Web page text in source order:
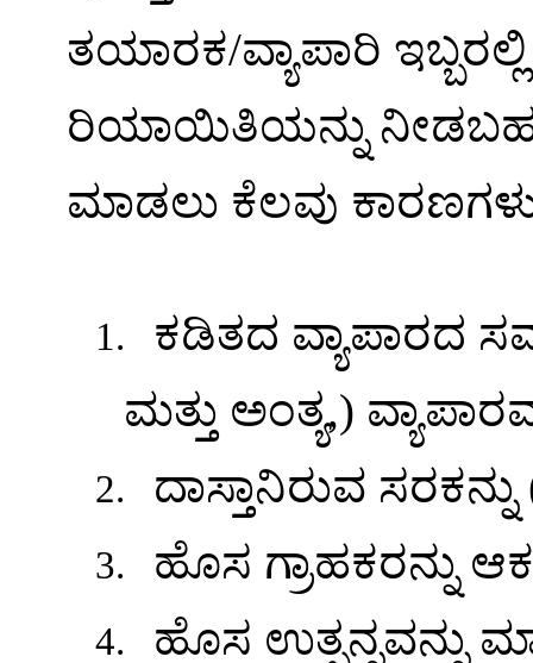
ತಯಾರಕ/ವ್ಯಾಪಾರಿ
ರಿಯಾಯಿತಿಯನ್ನು
ಮಾಡಲು ಕೆಲವು
1.
ಕಡಿತದ ವ್ಯಾಪಾರದ
ಮತ್ತು ಅಂತ್ಯ,)
2. ದಾಸ್ತಾನಿರುವ
3. ಹೊಸ ಗ್ರಾಹಕರನ್ನು
4.
ಹೊಸ ಉತ್ಪನ್ನವನ್ನು